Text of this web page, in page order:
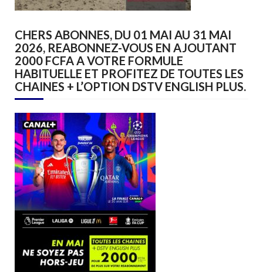
CHERS ABONNES, DU 01 MAI AU 31 MAI
2026, REABONNEZ-VOUS EN AJOUTANT
2000 FCFA A VOTRE FORMULE
HABITUELLE ET PROFITEZ DE TOUTES LES
CHAINES + L’OPTION DSTV ENGLISH PLUS.